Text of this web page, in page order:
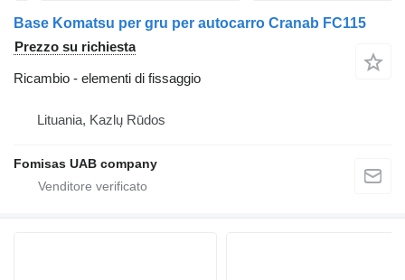
Base Komatsu per gru per autocarro Cranab FC115
Prezzo su richiesta
Ricambio - elementi di fissaggio
Lituania, Kazlų Rūdos
Fomisas UAB company